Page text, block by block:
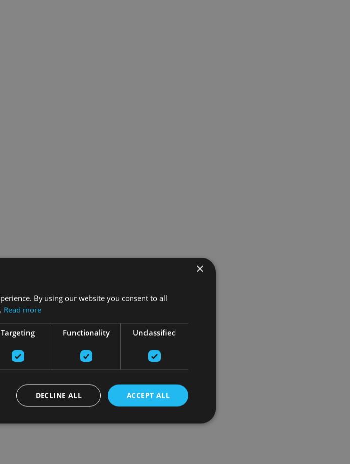
×
By using our website you consent to all
Read more
Targeting Functionality Unclassified
ACCEPT ALL
DECLINE ALL